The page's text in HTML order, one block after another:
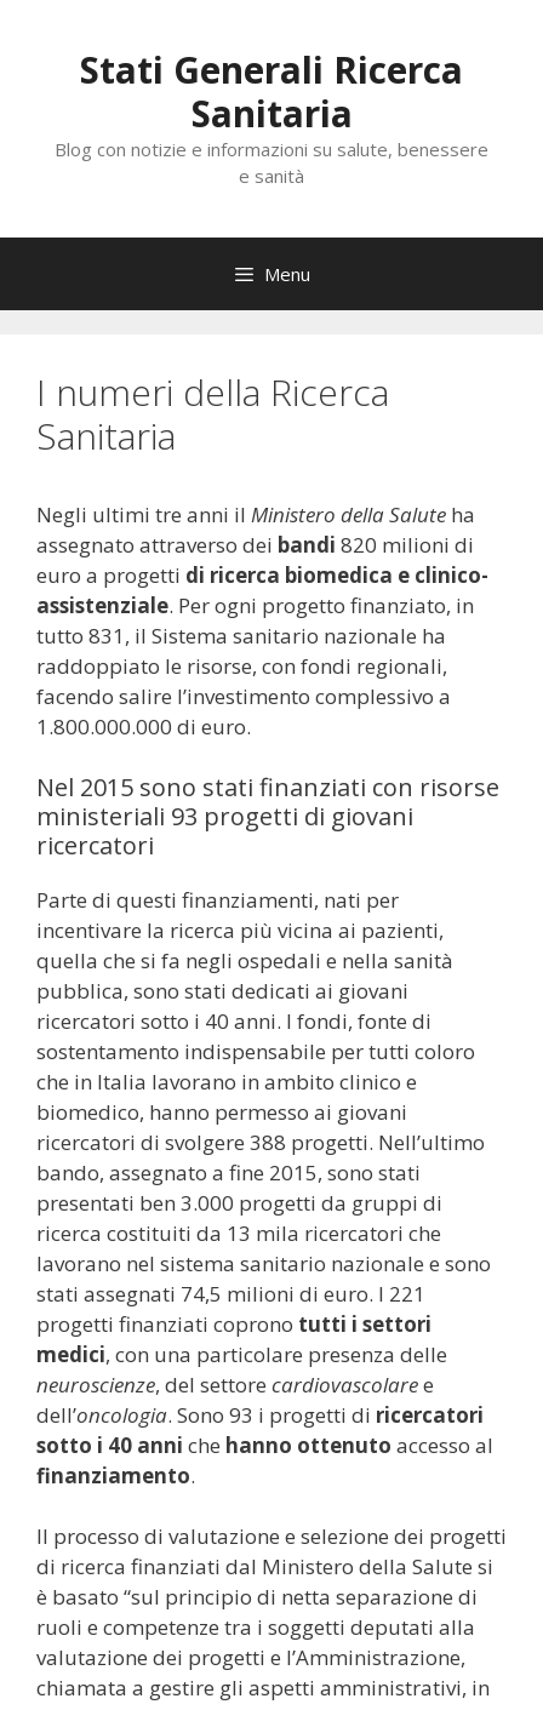
contenutoStati Generali Ricerca
Sanitaria
Blog con notizie e informazioni su salute, benessere
e sanità
Menu
I numeri della Ricerca
Sanitaria
Negli ultimi tre anni il Ministero della Salute ha
assegnato attraverso dei bandi 820 milioni di
euro a progetti di ricerca biomedica e clinico-
assistenziale. Per ogni progetto finanziato, in
tutto 831, il Sistema sanitario nazionale ha
raddoppiato le risorse, con fondi regionali,
facendo salire l’investimento complessivo a
1.800.000.000 di euro.
Nel 2015 sono stati finanziati con risorse
ministeriali 93 progetti di giovani
ricercatori
Parte di questi finanziamenti, nati per
incentivare la ricerca più vicina ai pazienti,
quella che si fa negli ospedali e nella sanità
pubblica, sono stati dedicati ai giovani
ricercatori sotto i 40 anni. I fondi, fonte di
sostentamento indispensabile per tutti coloro
che in Italia lavorano in ambito clinico e
biomedico, hanno permesso ai giovani
ricercatori di svolgere 388 progetti. Nell’ultimo
bando, assegnato a fine 2015, sono stati
presentati ben 3.000 progetti da gruppi di
ricerca costituiti da 13 mila ricercatori che
lavorano nel sistema sanitario nazionale e sono
stati assegnati 74,5 milioni di euro. I 221
progetti finanziati coprono tutti i settori
medici, con una particolare presenza delle
neuroscienze, del settore cardiovascolaree
dell’oncologia. Sono 93 i progetti di ricercatori
sotto i 40 anni che hanno ottenuto accesso al
finanziamento.
Il processo di valutazione e selezione dei progetti
di ricerca finanziati dal Ministero della Salute si
è basato “sul principio di netta separazione di
ruoli e competenze tra i soggetti deputati alla
valutazione dei progetti e l’Amministrazione,
chiamata a gestire gli aspetti amministrativi, in